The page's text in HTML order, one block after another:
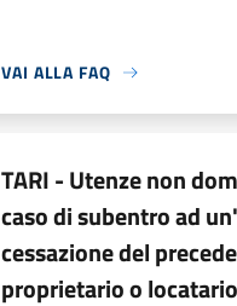
VAI ALLA FAQ
TARI - Utenze non
caso di subentro ad
cessazione del
proprietario o